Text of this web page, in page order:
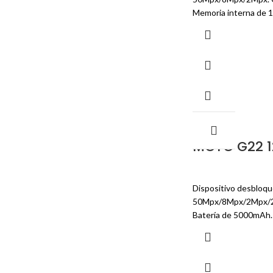
Memoria interna de
MOTO G22
Dispositivo
50Mpx/8Mpx/2Mpx/
Batería de